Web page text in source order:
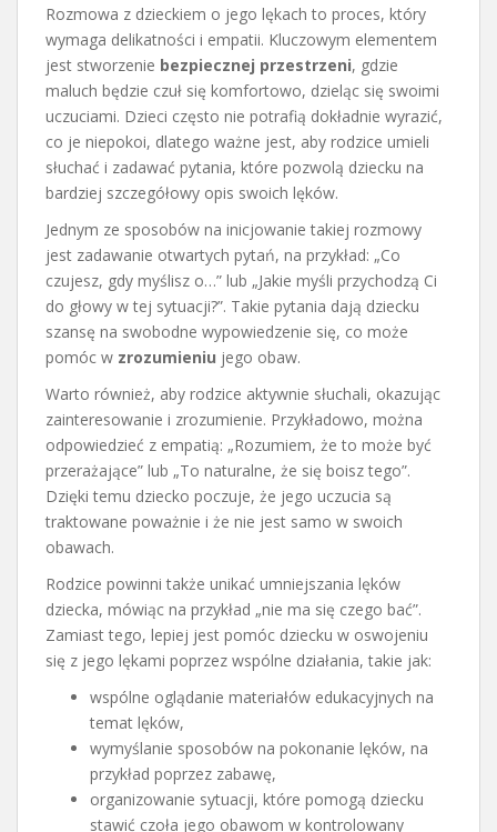
Rozmowa z dzieckiem o jego lękach to proces, który
wymaga delikatności i empatii. Kluczowym elementem
jest stworzenie bezpiecznej przestrzeni, gdzie
maluch będzie czuł się komfortowo, dzieląc się swoimi
uczuciami. Dzieci często nie potrafią dokładnie wyrazić,
co je niepokoi, dlatego ważne jest, aby rodzice umieli
słuchać i zadawać pytania, które pozwolą dziecku na
bardziej szczegółowy opis swoich lęków.
Jednym ze sposobów na inicjowanie takiej rozmowy
jest zadawanie otwartych pytań, na przykład: „Co
czujesz, gdy myślisz o…” lub „Jakie myśli przychodzą Ci
do głowy w tej sytuacji?”. Takie pytania dają dziecku
szansę na swobodne wypowiedzenie się, co może
pomóc w zrozumieniu jego obaw.
Warto również, aby rodzice aktywnie słuchali, okazując
zainteresowanie i zrozumienie. Przykładowo, można
odpowiedzieć z empatią: „Rozumiem, że to może być
przerażające” lub „To naturalne, że się boisz tego”.
Dzięki temu dziecko poczuje, że jego uczucia są
traktowane poważnie i że nie jest samo w swoich
obawach.
Rodzice powinni także unikać umniejszania lęków
dziecka, mówiąc na przykład „nie ma się czego bać”.
Zamiast tego, lepiej jest pomóc dziecku w oswojeniu
się z jego lękami poprzez wspólne działania, takie jak:
wspólne oglądanie materiałów edukacyjnych na
temat lęków,
wymyślanie sposobów na pokonanie lęków, na
przykład poprzez zabawę,
organizowanie sytuacji, które pomogą dziecku
stawić czoła jego obawom w kontrolowany